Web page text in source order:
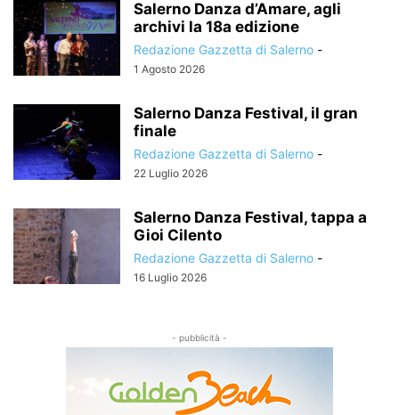
Salerno Danza d’Amare, agli
archivi la 18a edizione
Redazione Gazzetta di Salerno -
1 Agosto 2026
Salerno Danza Festival, il gran
finale
Redazione Gazzetta di Salerno -
22 Luglio 2026
Salerno Danza Festival, tappa a
Gioi Cilento
Redazione Gazzetta di Salerno -
16 Luglio 2026
- pubblicità -